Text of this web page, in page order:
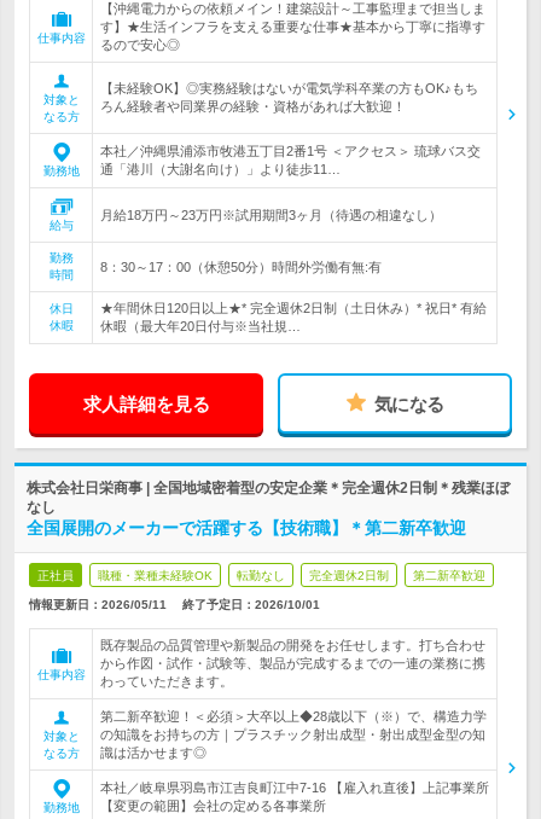
仕事内容
【沖縄電力からの依頼メイン！建築設計～工事監理まで担当しま
す】★生活インフラを支える重要な仕事★基本から丁寧に指導す
るので安心◎
対象と
なる方
【未経験OK】◎実務経験はないが電気学科卒業の方もOK♪もち
ろん経験者や同業界の経験・資格があれば大歓迎！
勤務地
本社／沖縄県浦添市牧港五丁目2番1号 ＜アクセス＞ 琉球バス交
通「港川（大謝名向け）」より徒歩11…
給与
月給18万円～23万円※試用期間3ヶ月（待遇の相違なし）
勤務
時間
8：30～17：00（休憩50分）時間外労働有無:有
休日
休暇
★年間休日120日以上★* 完全週休2日制（土日休み）* 祝日* 有給
休暇（最大年20日付与※当社規…
求人詳細を見る 気になる
株式会社日栄商事 | 全国地域密着型の安定企業＊完全週休2日制＊残業ほぼ
なし
全国展開のメーカーで活躍する【技術職】＊第二新卒歓迎
正社員 職種・業種未経験OK 転勤なし 完全週休2日制 第二新卒歓迎
情報更新日：2026/05/11 終了予定日： 2026/10/01
仕事内容
既存製品の品質管理や新製品の開発をお任せします。打ち合わせ
から作図・試作・試験等、製品が完成するまでの一連の業務に携
わっていただきます。
対象と
なる方
第二新卒歓迎！＜必須＞大卒以上◆28歳以下（※）で、構造力学
の知識をお持ちの方｜プラスチック射出成型・射出成型金型の知
識は活かせます◎
勤務地
本社／岐阜県羽島市江吉良町江中7-16 【雇入れ直後】上記事業所
【変更の範囲】会社の定める各事業所